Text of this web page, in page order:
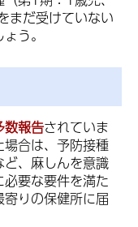
まだ受けていない
う。
数報告されていま
合は、予防接種
、麻しんを意識
要な要件を満た
りの保健所に届